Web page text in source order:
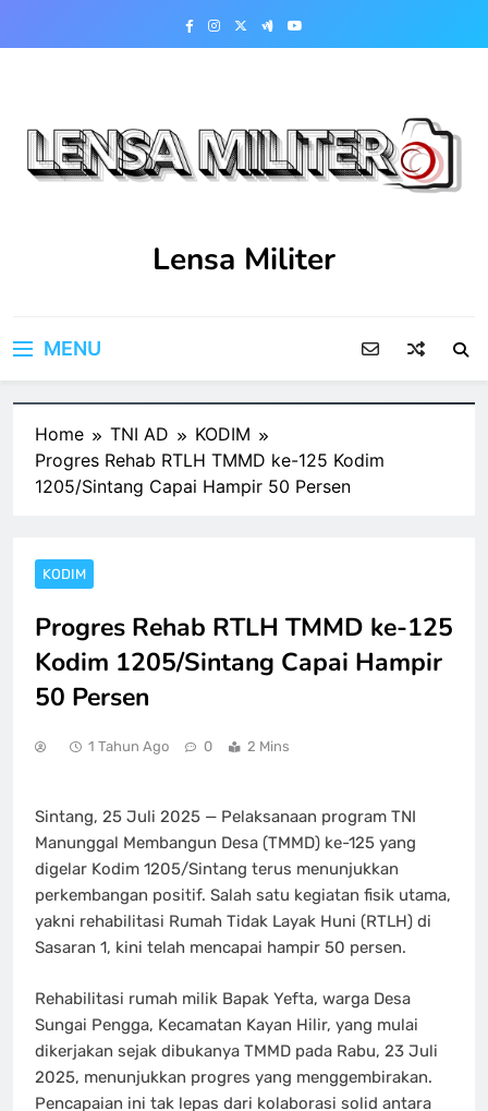
Lensa Militer
MENU
Home TNI AD
KODIM
Progres Rehab RTLH TMMD ke-125 Kodim
1205/Sintang Capai Hampir 50 Persen
KODIM
Progres Rehab RTLH TMMD ke-125
Kodim 1205/Sintang Capai Hampir
50 Persen
1 Tahun Ago 0 2 Mins
Sintang, 25 Juli 2025 — Pelaksanaan program TNI
Manunggal Membangun Desa (TMMD) ke-125 yang
digelar Kodim 1205/Sintang terus menunjukkan
perkembangan positif. Salah satu kegiatan fisik utama,
yakni rehabilitasi Rumah Tidak Layak Huni (RTLH) di
Sasaran 1, kini telah mencapai hampir 50 persen.
Rehabilitasi rumah milik Bapak Yefta, warga Desa
Sungai Pengga, Kecamatan Kayan Hilir, yang mulai
dikerjakan sejak dibukanya TMMD pada Rabu, 23 Juli
2025, menunjukkan progres yang menggembirakan.
Pencapaian ini tak lepas dari kolaborasi solid antara